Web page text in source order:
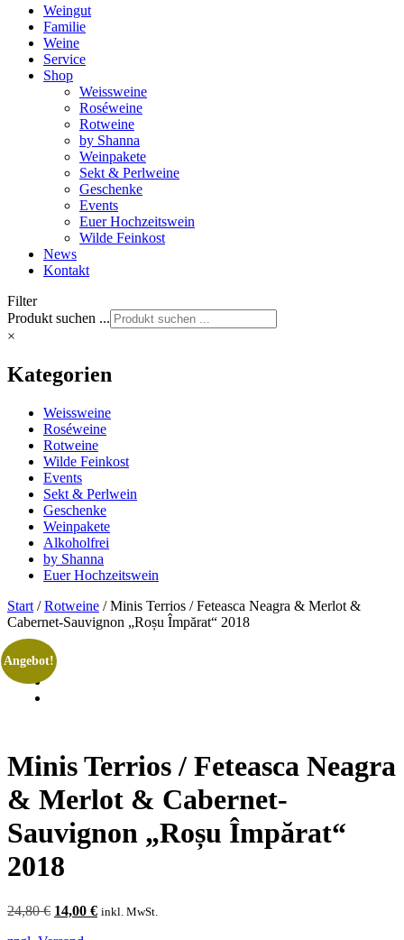
Weingut
Familie
Weine
Service
Shop
Weissweine
Roséweine
Rotweine
by Shanna
Weinpakete
Sekt & Perlweine
Geschenke
Events
Euer Hochzeitswein
Wilde Feinkost
News
Kontakt
Filter
Produkt suchen ...
×
Kategorien
Weissweine
Roséweine
Rotweine
Wilde Feinkost
Events
Sekt & Perlwein
Geschenke
Weinpakete
Alkoholfrei
by Shanna
Euer Hochzeitswein
Start /Rotweine / Minis Terrios / Feteasca Neagra & Merlot &
Cabernet-Sauvignon „Roșu Împărat“ 2018
Angebot!
Minis Terrios / Feteasca Neagra
& Merlot & Cabernet-
Sauvignon „Roșu Împărat“
2018
24,80€ Ursprünglicher
14,00 €Aktueller
inkl. MwSt.